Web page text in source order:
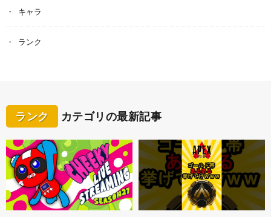
キャラ
ランク
ランク カテゴリの最新記事